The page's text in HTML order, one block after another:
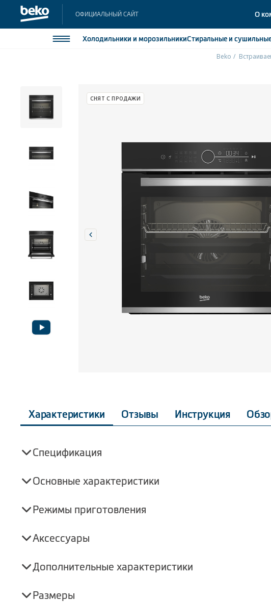
ОФИЦИАЛЬНЫЙ САЙТ О
Холодильники и морозильникиСтиральные и
Стиральные и сушильные машины
Посудомоечные машины
Встраиваемая техника
Beko
СНЯТ С ПРОДАЖИ
Характеристики Отзывы Инструкция
Спецификация
Основные характеристики
Режимы приготовления
Аксессуары
Дополнительные характеристики
Размеры